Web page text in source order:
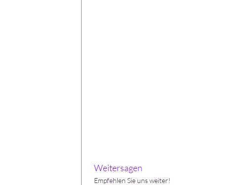
Weitersagen
Empfehlen Sie uns weiter!